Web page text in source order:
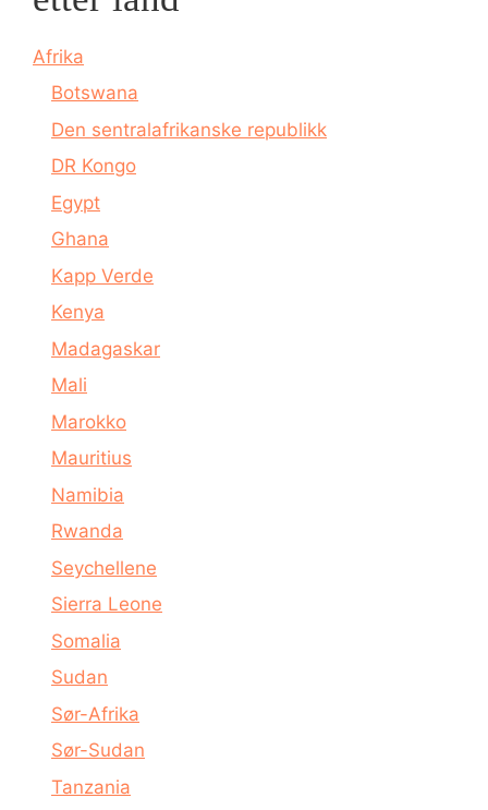
Afrika
Botswana
Den sentralafrikanske republikk
DR Kongo
Egypt
Ghana
Kapp Verde
Kenya
Madagaskar
Mali
Marokko
Mauritius
Namibia
Rwanda
Seychellene
Sierra Leone
Somalia
Sudan
Sør-Afrika
Sør-Sudan
Tanzania